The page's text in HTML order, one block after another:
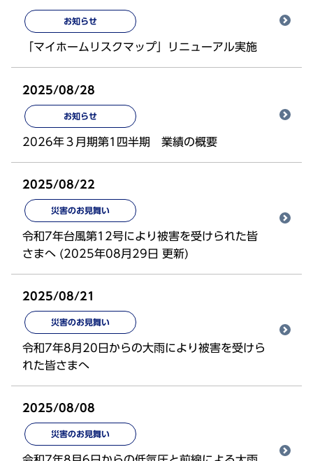
お知らせ
「マイホームリスクマップ」リニューアル実施
2025/08/28
お知らせ
2026年３月期第1四半期 業績の概要
2025/08/22
災害のお見舞い
令和7年台風第12号により被害を受けられた皆
さまへ (2025年08月29日 更新)
2025/08/21
災害のお見舞い
令和7年8月20日からの大雨により被害を受けら
れた皆さまへ
2025/08/08
災害のお見舞い